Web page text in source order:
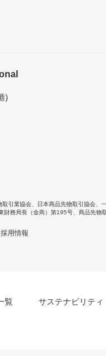
)
取引業協会 日本商品先物取引協会
財務局長（金商）第195号、商品先物
採用情報
覧 サステナビリティ